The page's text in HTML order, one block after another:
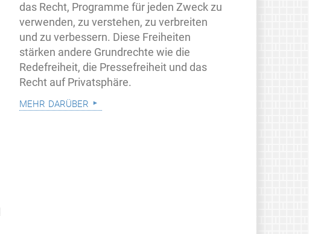
das Recht, Programme für jeden Zweck zu
verwenden, zu verstehen, zu verbreiten
und zu verbessern. Diese Freiheiten
stärken andere Grundrechte wie die
Redefreiheit, die Pressefreiheit und das
Recht auf Privatsphäre.
mehr darüber